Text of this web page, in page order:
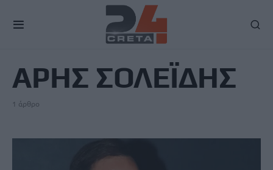
ΑΡΗΣ ΣΟΛΕΪΔΗΣ
1 άρθρο